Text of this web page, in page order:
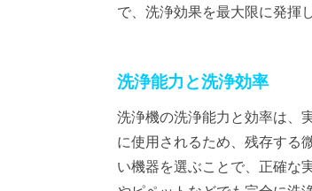
で、洗浄効果を最大限に発揮
洗浄能力と洗浄効率
洗浄機の洗浄能力と効率は、
に使用されるため、残存する
い機器を選ぶことで、正確な